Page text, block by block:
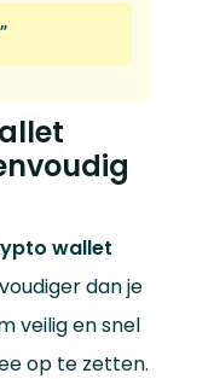
wallet
dan je
veilig en snel
op te zetten.